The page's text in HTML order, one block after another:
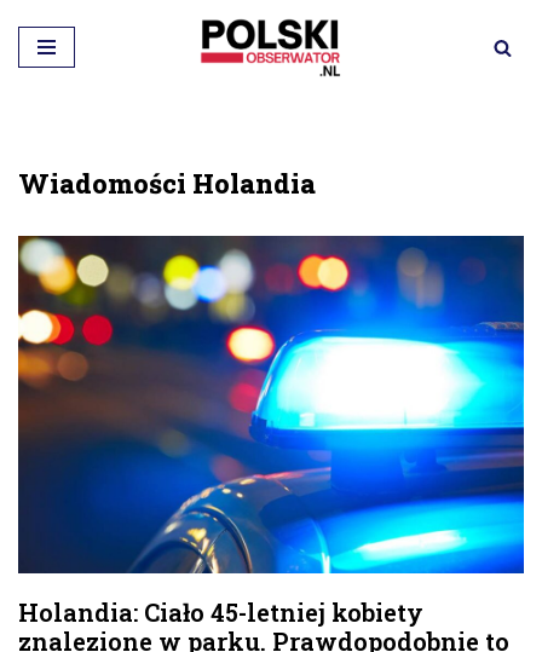
Przejdź
Wiadomości Holandia
Holandia: Ciało 45-letniej kobiety
znalezione w parku. Prawdopodobnie to